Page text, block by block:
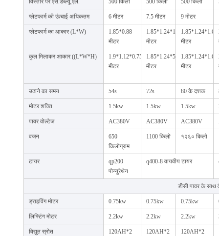
विस्तार पर एस.डब्ल्यू.एल. 500 किलो 500 किलो 500 किलो
प्लेटफार्म की ऊंचाई अधिकतम 6 मीटर 7.5 मीटर 9 मीटर
प्लेटफार्म का आकार (L*W)
1.85*0.88
मीटर
1.85*1.24*1.5
मीटर
1.85*1.24*1.65
मीटर
कुल मिलाकर आकार ((L*W*H)
1.9*1.12*0.75
मीटर
1.85*1.24*5
मीटर
1.85*1.24*1.65
मीटर
उठाने का समय 54s 72s 80 के दशक
मोटर शक्ति 1.5kw 1.5kw 1.5kw
पावर वोल्टेज AC380V AC380V AC380V
वजन
650
किलोग्राम
1100 किलो १२६० किलो
टायर
qp200
पोय्युरेथेन
q400-8 वायवीय टायर
डीसी पावर के
ड्राइविंग मोटर 0.75kw 0.75kw 0.75kw
लिफ्टिंग मोटर 2.2kw 2.2kw 2.2kw
विद्युत स्रोत 120AH*2 120AH*2 120AH*2